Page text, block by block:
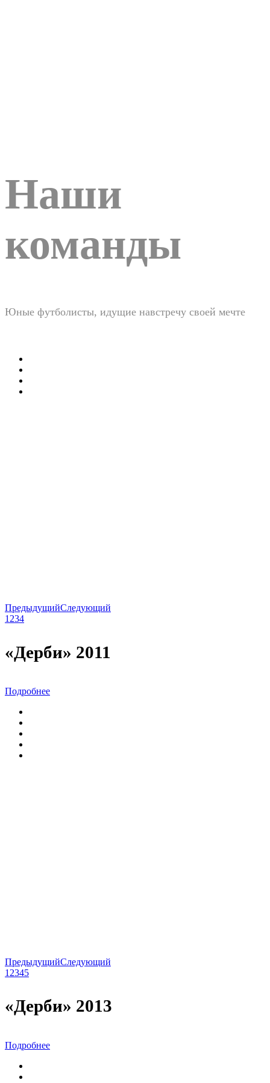
Наши
команды
Юные футболисты, идущие навстречу своей мечте
ПредыдущийСледующий
1 234
«Дерби» 2011
Подробнее
ПредыдущийСледующий
1 2345
«Дерби» 2013
Подробнее